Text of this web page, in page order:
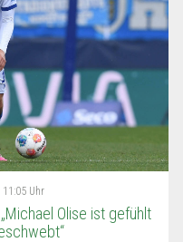
Uhr
Olise ist gefühlt